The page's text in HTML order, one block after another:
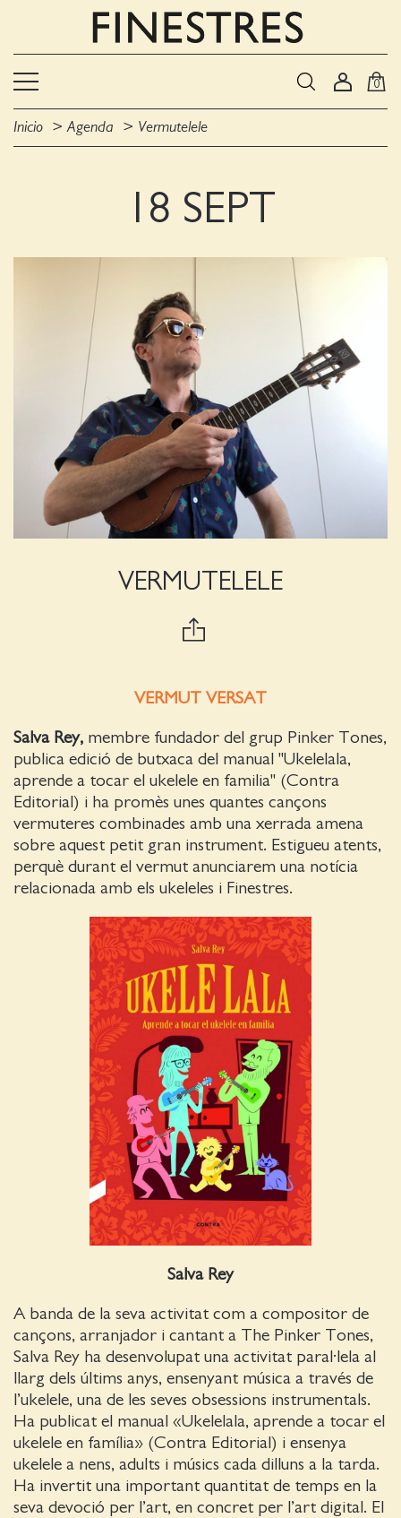
0
Inicio Agenda Vermutelele
18 SEPT
VERMUTELELE
VERMUT VERSAT
Salva Rey, membre fundador del grup Pinker Tones,
publica edició de butxaca del manual "Ukelelala,
aprende a tocar el ukelele en familia" (Contra
Editorial) i ha promès unes quantes cançons
vermuteres combinades amb una xerrada amena
sobre aquest petit gran instrument. Estigueu atents,
perquè durant el vermut anunciarem una notícia
relacionada amb els ukeleles i Finestres.
Salva Rey
A banda de la seva activitat com a compositor de
cançons, arranjador i cantant a The Pinker Tones,
Salva Rey ha desenvolupat una activitat paral·lela al
llarg dels últims anys, ensenyant música a través de
l’ukelele, una de les seves obsessions instrumentals.
Ha publicat el manual «Ukelelala, aprende a tocar el
ukelele en família» (Contra Editorial) i ensenya
ukelele a nens, adults i músics cada dilluns a la tarda.
Ha invertit una important quantitat de temps en la
seva devoció per l’art, en concret per l’art digital. El